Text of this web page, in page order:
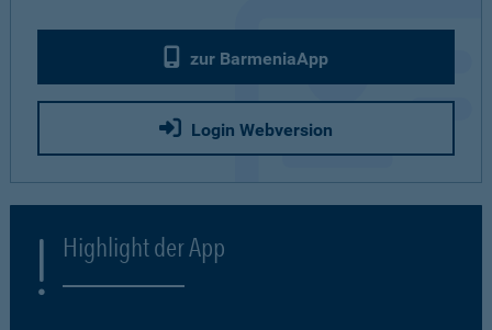
zur BarmeniaApp
Login Webversion
Highlight der App